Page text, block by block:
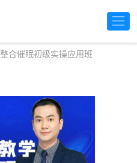
合催眠初级实操应用班